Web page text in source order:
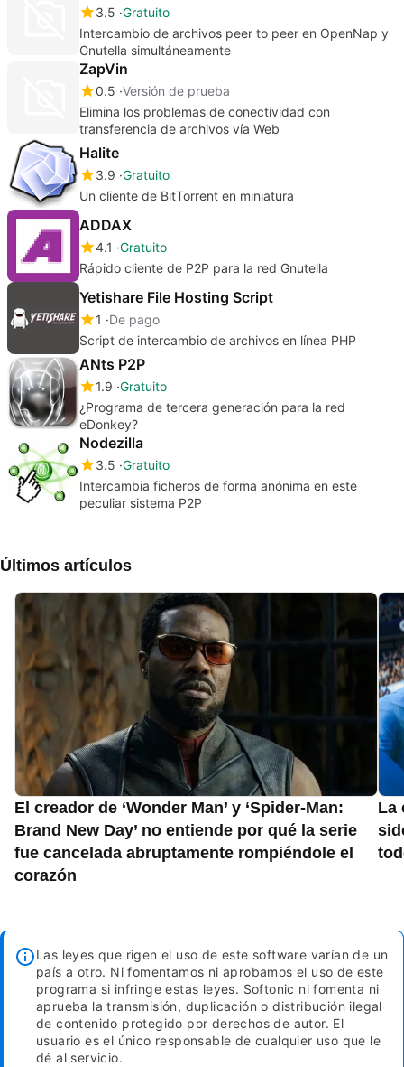
3.5 Gratuito
Intercambio de archivos peer to peer en OpenNap y
Gnutella simultáneamente
ZapVin
0.5 Versión de prueba
Elimina los problemas de conectividad con
transferencia de archivos vía Web
Halite
3.9 Gratuito
Un cliente de BitTorrent en miniatura
ADDAX
4.1 Gratuito
Rápido cliente de P2P para la red Gnutella
Yetishare File Hosting Script
1
De pago
Script de intercambio de archivos en línea PHP
ANts P2P
1.9 Gratuito
¿Programa de tercera generación para la red
eDonkey?
Nodezilla
3.5 Gratuito
Intercambia ficheros de forma anónima en este
peculiar sistema P2P
Últimos artículos
El creador de ‘Wonder Man’ y ‘Spider-Man:
Brand New Day’ no entiende por qué la serie
fue cancelada abruptamente rompiéndole el
corazón
La
Las leyes que rigen el uso de este software varían de un
país a otro. Ni fomentamos ni aprobamos el uso de este
programa si infringe estas leyes. Softonic ni fomenta ni
aprueba la transmisión, duplicación o distribución ilegal
de contenido protegido por derechos de autor. El
usuario es el único responsable de cualquier uso que le
dé al servicio.